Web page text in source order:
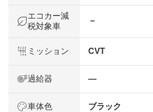
エコカー減
税対象車
－
ミッション CVT
過給器 ―
車体色 ブラック